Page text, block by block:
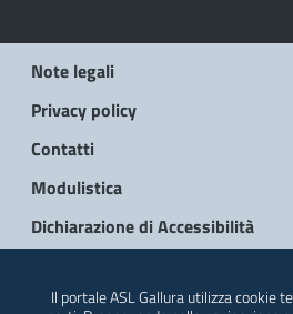
Note legali
Privacy policy
Contatti
Modulistica
Dichiarazione di Accessibilità
Il portale ASL Gallura utilizza cookie